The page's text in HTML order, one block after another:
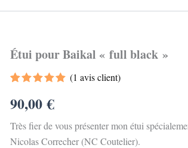
Étui pour Baikal « full black »
sur 5
basé sur
notation
client
(1 avis client)
90,00€
Très fier de vous présenter mon étui
Nicolas Correcher (NC Coutelier).
quantité
Étui
Baikal
"full
black"